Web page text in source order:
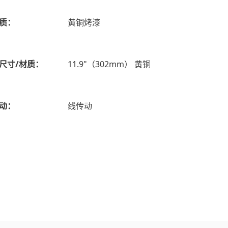
： 黄铜烤漆
寸/材质： 11.9"（302mm） 黄铜
： 线传动